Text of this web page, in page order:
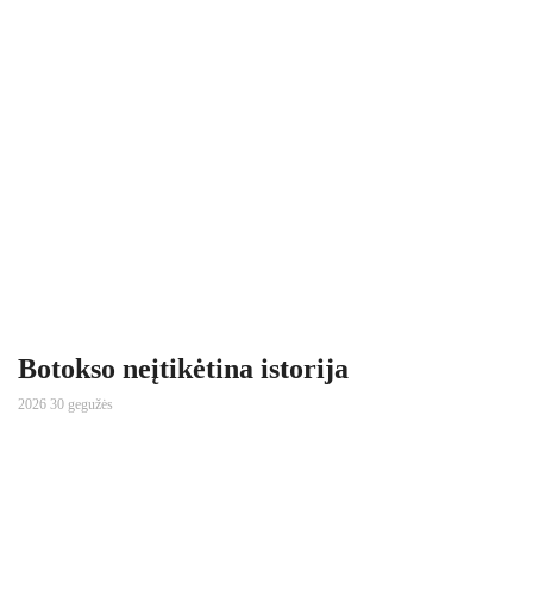
Botokso neįtikėtina istorija
2026 30 gegužės